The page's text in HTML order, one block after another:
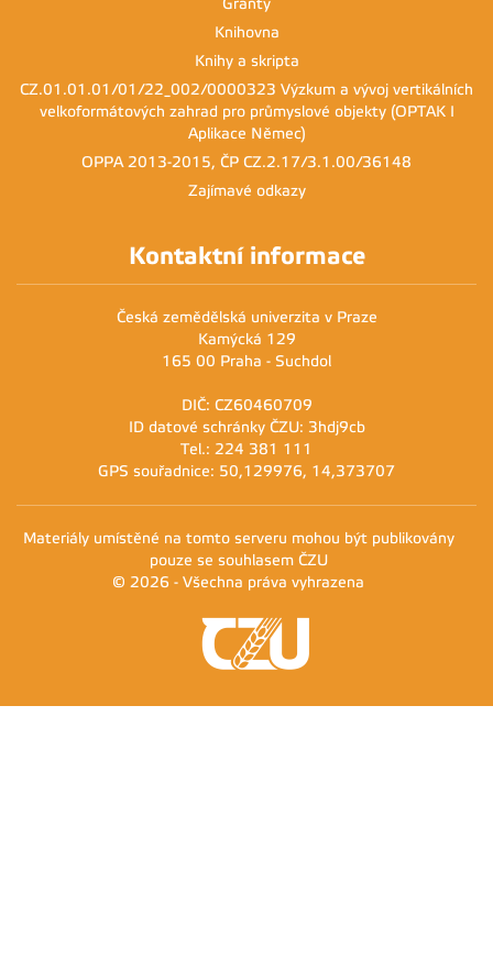
Granty
Knihovna
Knihy a skripta
CZ.01.01.01/01/22_002/0000323 Výzkum a vývoj vertikálních
velkoformátových zahrad pro průmyslové objekty (OPTAK I
Aplikace Němec)
OPPA 2013-2015, ČP CZ.2.17/3.1.00/36148
Zajímavé odkazy
Kontaktní informace
Česká zemědělská univerzita v Praze
Kamýcká 129
165 00 Praha - Suchdol
DIČ: CZ60460709
ID datové schránky ČZU: 3hdj9cb
Tel.: 224 381 111
GPS souřadnice: 50,129976, 14,373707
Materiály umístěné na tomto serveru mohou být publikovány
pouze se souhlasem ČZU
© 2026 - Všechna práva vyhrazena